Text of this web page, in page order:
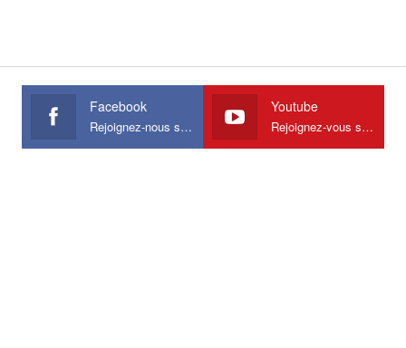
Facebook
Rejoignez-nous sur Facebook
Youtube
Rejoignez-vous sur Youtube